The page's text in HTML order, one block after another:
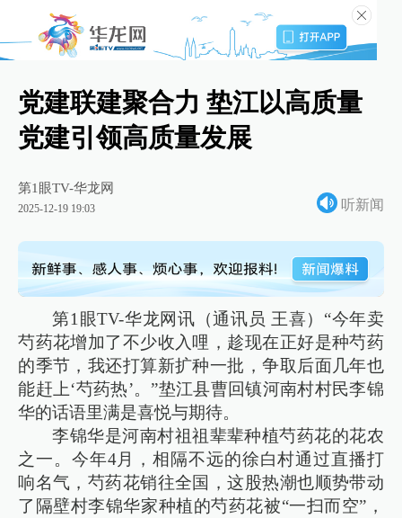
党建联建聚合力 垫江以高质量
党建引领高质量发展
第1眼TV-华龙网
2025-12-19 19:03 听新闻
第1眼TV-华龙网讯（通讯员 王喜）“今年卖
芍药花增加了不少收入哩，趁现在正好是种芍药
的季节，我还打算新扩种一批，争取后面几年也
能赶上‘芍药热’。”垫江县曹回镇河南村村民李锦
华的话语里满是喜悦与期待。
李锦华是河南村祖祖辈辈种植芍药花的花农
之一。今年4月，相隔不远的徐白村通过直播打
响名气，芍药花销往全国，这股热潮也顺势带动
了隔壁村李锦华家种植的芍药花被“一扫而空”，